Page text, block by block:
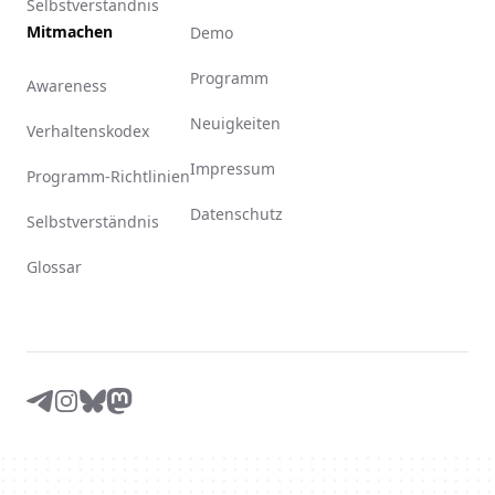
Selbstverständnis
Mitmachen
Awareness
Verhaltenskodex
Programm-Richtlinien
Selbstverständnis
Glossar
Demo
Programm
Neuigkeiten
Impressum
Datenschutz
Telegram
Instagram
BlueskyMastodon